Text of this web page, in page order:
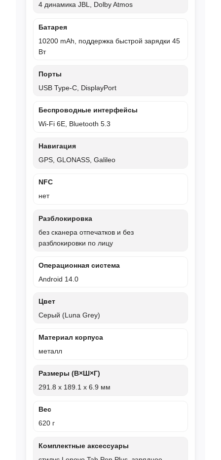
4 динамика JBL, Dolby Atmos
Батарея
10200 mAh, поддержка быстрой зарядки 45
Вт
Порты
USB Type-C, DisplayPort
Беспроводные интерфейсы
Wi‑Fi 6E, Bluetooth 5.3
Навигация
GPS, GLONASS, Galileo
NFC
нет
Разблокировка
без сканера отпечатков и без
разблокировки по лицу
Операционная система
Android 14.0
Цвет
Серый (Luna Grey)
Материал корпуса
металл
Размеры (В×Ш×Г)
291.8 x 189.1 x 6.9 мм
Вес
620 г
Комплектные аксессуары